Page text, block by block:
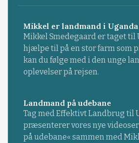
Mikkel er landmand i Uganda
Mikkel Smedegaard er taget til
hjælpe til på en stor farm som
kan du følge med i den unge
oplevelser på rejsen.
Landmand på udebane
Tag med Effektivt Landbrug til
præsenterer vores nye
på udebane« sammen med